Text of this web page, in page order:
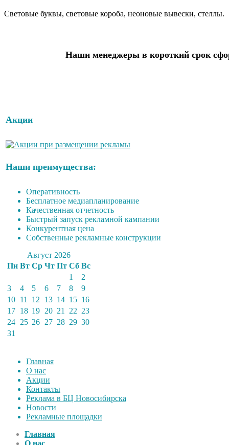
Световые буквы, световые короба, неоновые вывески, стеллы.
Наши менеджеры в короткий срок
Акции
Наши преимущества:
Оперативность
Бесплатное медиапланирование
Качественная отчетность
Быстрый запуск рекламной кампании
Конкурентная цена
Собственные рекламные конструкции
Август 2026
Пн Вт Ср Чт Пт Сб Вс
1
2
3
4 5 6 7 8
9
10 11 12 13 14 15 16
17 18 19 20 21 22 23
24 25 26 27 28 29 30
31
Главная
О нас
Акции
Контакты
Реклама в БЦ Новосибирска
Новости
Рекламные площадки
Главная
О нас